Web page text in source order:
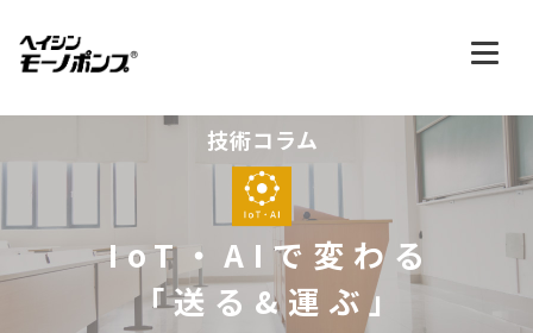
技術コラム
IoT・AIで変わる
「送る&運ぶ」